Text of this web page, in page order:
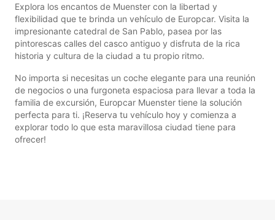
Explora los encantos de Muenster con la libertad y
flexibilidad que te brinda un vehículo de Europcar. Visita la
impresionante catedral de San Pablo, pasea por las
pintorescas calles del casco antiguo y disfruta de la rica
historia y cultura de la ciudad a tu propio ritmo.
No importa si necesitas un coche elegante para una reunión
de negocios o una furgoneta espaciosa para llevar a toda la
familia de excursión, Europcar Muenster tiene la solución
perfecta para ti. ¡Reserva tu vehículo hoy y comienza a
explorar todo lo que esta maravillosa ciudad tiene para
ofrecer!